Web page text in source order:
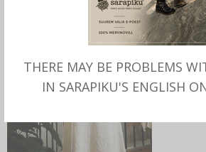
THERE MAY BE PROBLEMS
IN SARAPIKU'S ENGLISH